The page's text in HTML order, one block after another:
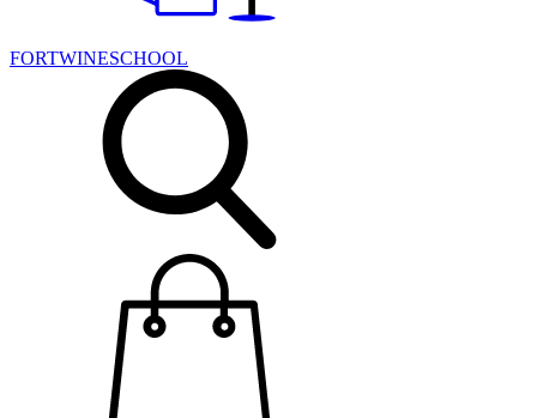
FORTWINESCHOOL